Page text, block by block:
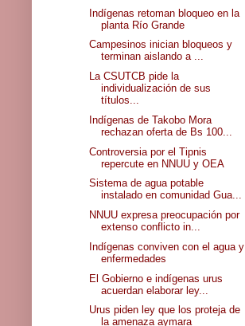
Indígenas retoman bloqueo en la
planta Río Grande
Campesinos inician bloqueos y
terminan aislando a ...
La CSUTCB pide la
individualización de sus
títulos...
Indígenas de Takobo Mora
rechazan oferta de Bs 100...
Controversia por el Tipnis
repercute en NNUU y OEA
Sistema de agua potable
instalado en comunidad Gua...
NNUU expresa preocupación por
extenso conflicto in...
Indígenas conviven con el agua y
enfermedades
El Gobierno e indígenas urus
acuerdan elaborar ley...
Urus piden ley que los proteja de
la amenaza aymara